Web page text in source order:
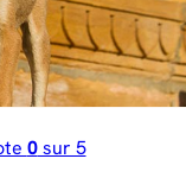
page
du
produit
0sur 5